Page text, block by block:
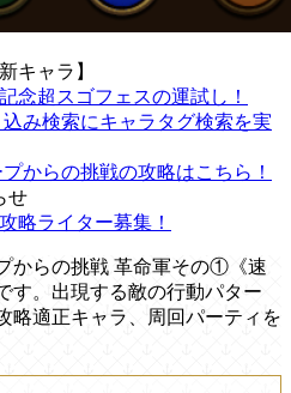
キャラ】
念超スゴフェスの運試し！
込み検索にキャラタグ検索を実
からの挑戦の攻略はこちら！
せ
略ライター募集！
からの挑戦 革命軍その①《速
す。出現する敵の行動パター
略適正キャラ、周回パーティを